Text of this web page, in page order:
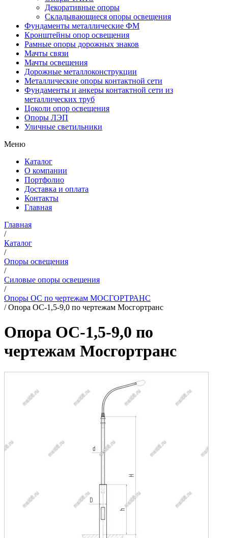
Декоративные опоры
Складывающиеся опоры освещения
Фундаменты металлические ФМ
Кронштейны опор освещения
Рамные опоры дорожных знаков
Мачты связи
Мачты освещения
Дорожные металлоконструкции
Металлические опоры контактной сети
Фундаменты и анкеры контактной сети из
металлических труб
Цоколи опор освещения
Опоры ЛЭП
Уличные светильники
Меню
Каталог
О компании
Портфолио
Доставка и оплата
Контакты
Главная
Главная
/
Каталог
/
Опоры освещения
/
Силовые опоры освещения
/
Опоры ОС по чертежам МОСГОРТРАНС
/Опора ОС-1,5-9,0 по чертежам Мосгортранс
Опора ОС-1,5-9,0 по
чертежам Мосгортранс